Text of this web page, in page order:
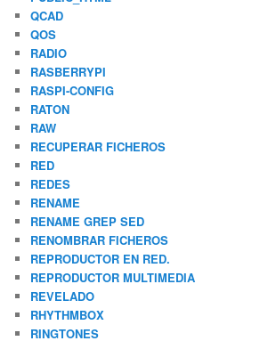
QCAD
QOS
RADIO
RASBERRYPI
RASPI-CONFIG
RATON
RAW
RECUPERAR FICHEROS
RED
REDES
RENAME
RENAME GREP SED
RENOMBRAR FICHEROS
REPRODUCTOR EN RED.
REPRODUCTOR MULTIMEDIA
REVELADO
RHYTHMBOX
RINGTONES